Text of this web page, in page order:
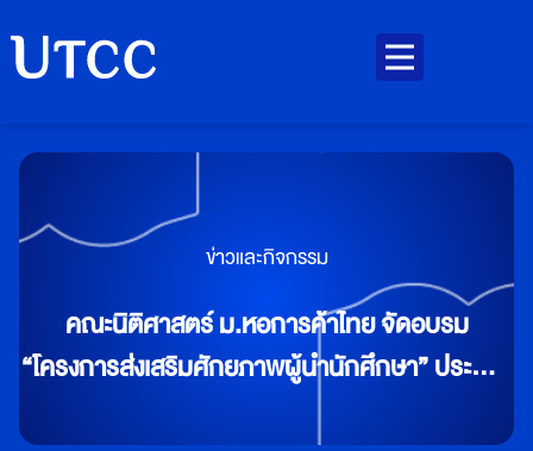
ข่าวและกิจกรรม
คณะนิติศาสตร์ ม.หอการค้าไทย จัดอบรม
“โครงการส่งเสริมศักยภาพผู้นำนักศึกษา” ประจำปี